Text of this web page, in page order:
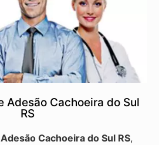
Adesão Cachoeira do Sul
RS
Cachoeira do Sul RS,